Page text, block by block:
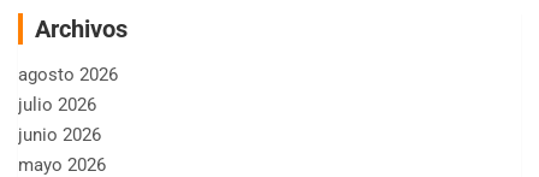
Archivos
agosto 2026
julio 2026
junio 2026
mayo 2026